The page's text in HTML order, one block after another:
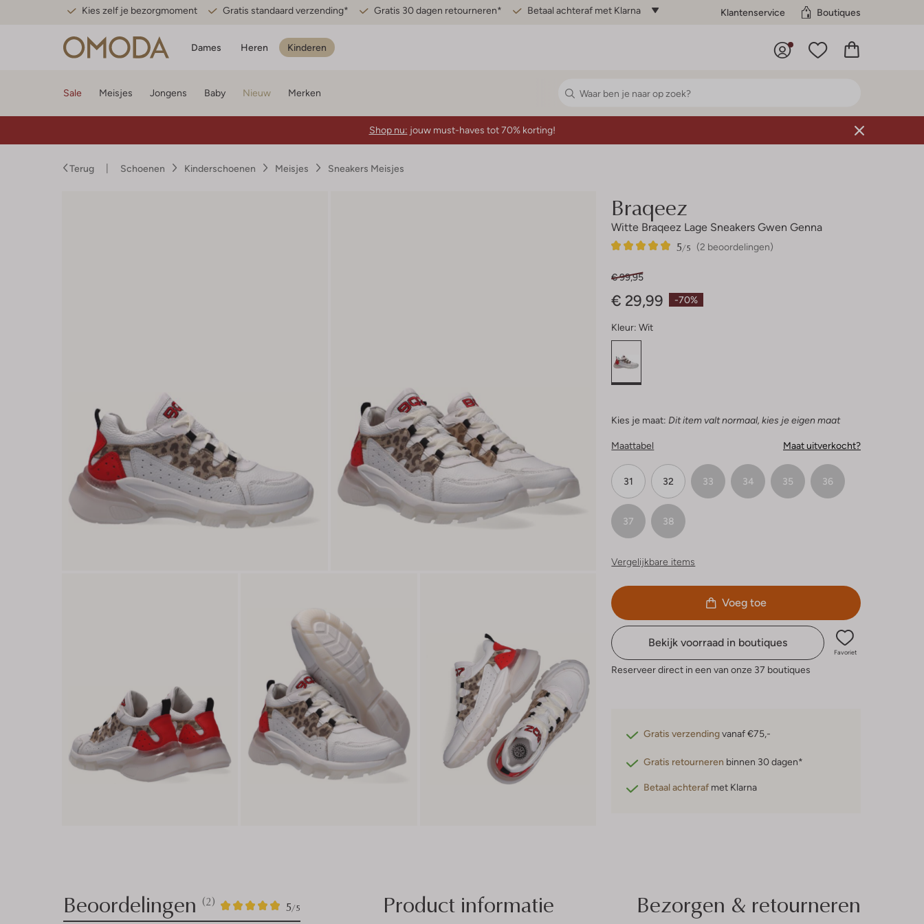
Kies zelf je bezorgmoment Gratis standaard verzending* Gratis 30 dagen retourneren* Betaal achteraf met Klarna Klantenservice Boutiques
Dames Heren Kinderen
Sale Meisjes Jongens Baby Nieuw Merken
Shop nu: jouw must-haves tot 70% korting!
Terug Schoenen Kinderschoenen Meisjes Sneakers Meisjes
Braqeez
Witte Braqeez Lage Sneakers Gwen Genna
(2 beoordelingen)
5/5
2
5
-70%
€ 99,95
€ 29,99
Kleur: Wit
Kies je maat: Dit item valt normaal, kies je eigen maat
Maattabel Maat uitverkocht?
31 32 33 34 35 36
37 38
Vergelijkbare items
Voeg toe
Bekijk voorraad in boutiques
Favoriet
Reserveer direct in een van onze 37 boutiques
Gratis verzendingvanaf €75,-
Gratis retourneren binnen 30 dagen*
Betaal achteraf met Klarna
Product informatie
Beoordelingen (2) 5/5
2
5
Bezorgen & retourneren